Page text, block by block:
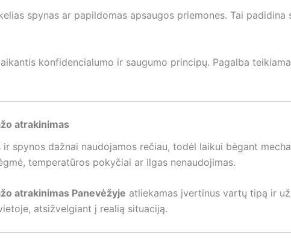
spynas ar papildomas apsaugos priemones. Tai
konfidencialumo ir saugumo principų. Pagalba
atrakinimas
ir spynos dažnai naudojamos rečiau, todėl laikui bėgant
temperatūros pokyčiai ar ilgas nenaudojimas.
atrakinimas Panevėžyje atliekamas įvertinus vartų tipą ir
atsižvelgiant į realią situaciją.